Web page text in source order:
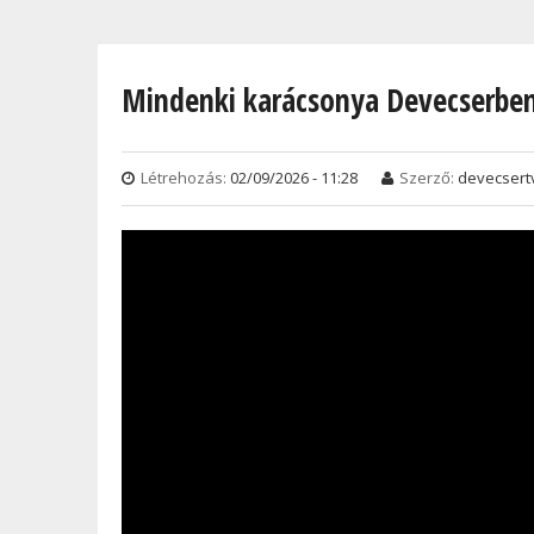
Mindenki karácsonya
Létrehozás: 02/09/2026 - 11:28 Szerző: